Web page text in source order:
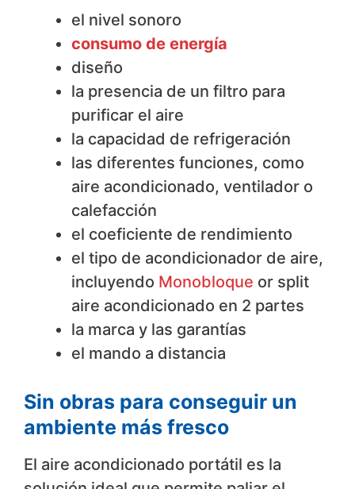
el nivel sonoro
consumo de energía
diseño
la presencia de un filtro para
purificar el aire
la capacidad de refrigeración
las diferentes funciones, como
aire acondicionado, ventilador o
calefacción
el coeficiente de rendimiento
el tipo de acondicionador de aire,
incluyendo Monobloque or split
aire acondicionado en 2 partes
la marca y las garantías
el mando a distancia
Sin obras para conseguir un
ambiente más fresco
El aire acondicionado portátil es la